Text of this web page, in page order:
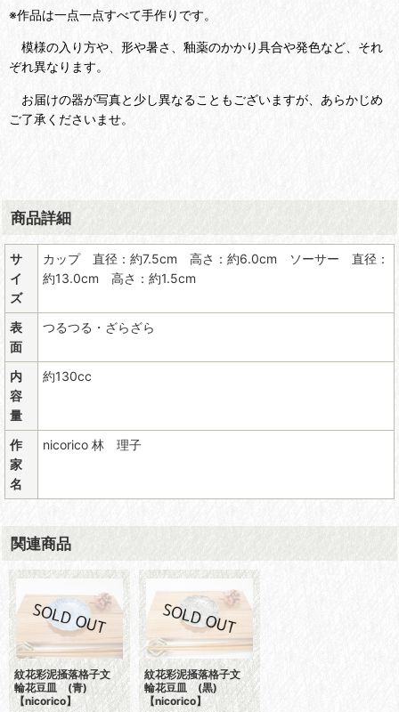
※作品は一点一点すべて手作りです。
模様の入り方や、形や暑さ、釉薬のかかり具合や発色など、それ
ぞれ異なります。
お届けの器が写真と少し異なることもございますが、あらかじめ
ご了承くださいませ。
商品詳細
サ
イ
ズ
カップ 直径：約7.5cm 高さ：約6.0cm ソーサー 直径：
約13.0cm 高さ：約1.5cm
表
面
つるつる・ざらざら
内
容
量
約130cc
作
家
名
nicorico 林 理子
関連商品
紋花彩泥掻落格子文
輪花豆皿 (青)
【nicorico】
紋花彩泥掻落格子文
輪花豆皿 (黒)
【nicorico】